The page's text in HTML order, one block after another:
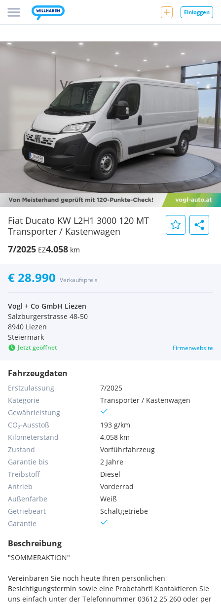
Einloggen
Fiat Ducato KW L2H1 3000 120 MT
Transporter / Kastenwagen
7/2025 EZ4.058 km
€ 28.990 Verkaufspreis
Vogl + Co GmbH Liezen
Salzburgerstrasse 48-50
8940 Liezen
Steiermark
Jetzt geöffnet Firmenwebsite
Fahrzeugdaten
Erstzulassung
7/2025
Kategorie
Transporter / Kastenwagen
Gewährleistung
CO₂-Ausstoß
193 g/km
Kilometerstand
4.058 km
Zustand
Vorführfahrzeug
Garantie bis
2 Jahre
Treibstoff
Diesel
Antrieb
Vorderrad
Außenfarbe
Weiß
Getriebeart
Schaltgetriebe
Garantie
Beschreibung
"SOMMERAKTION"
Vereinbaren Sie noch heute Ihren persönlichen
Besichtigungstermin sowie eine Probefahrt! Kontaktieren Sie
uns einfach unter der Telefonnummer 03612 25 260 oder per